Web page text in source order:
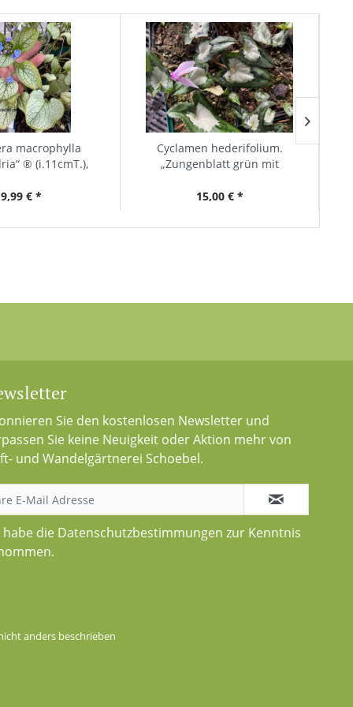
macrophylla
® (i.11cmT.),
9,99 € *
Cyclamen hederifolium.
„Zungenblatt grün mit
15,00 € *
Sie den kostenlosen Newsletter und
Sie keine Neuigkeit oder Aktion mehr von
und Wandelgärtnerei Schoebel.
habe die Datenschutzbestimmungen zur Kenntnis
anders beschrieben